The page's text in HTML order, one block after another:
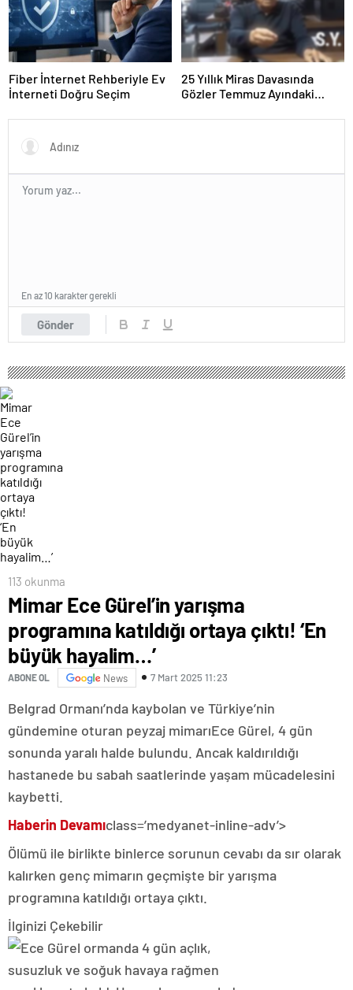
Fiber İnternet Rehberiyle Ev
İnterneti Doğru Seçim
25 Yıllık Miras Davasında
Gözler Temmuz Ayındaki
Gönder
En az 10 karakter gerekli
113 okunma
Mimar Ece Gürel’in yarışma
programına katıldığı ortaya çıktı! ‘En
büyük hayalim…’
ABONE OL News 7 Mart 2025 11:23
Belgrad Ormanı’nda kaybolan ve Türkiye’nin
gündemine oturan peyzaj mimarıEce Gürel, 4 gün
sonunda yaralı halde bulundu. Ancak kaldırıldığı
hastanede bu sabah saatlerinde yaşam mücadelesini
kaybetti.
Haberin Devamıclass=’medyanet-inline-adv’>
Ölümü ile birlikte binlerce sorunun cevabı da sır olarak
kalırken genç mimarın geçmişte bir yarışma
programına katıldığı ortaya çıktı.
İlginizi Çekebilir